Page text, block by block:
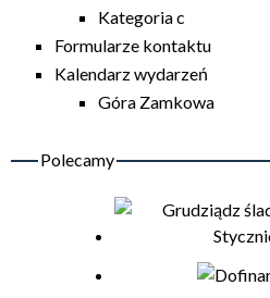
Kategoria c
Formularze kontaktu
Kalendarz wydarzeń
Góra Zamkowa